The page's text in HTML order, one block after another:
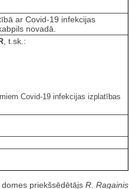
ar Covid-19 infekcijas
novadā.
, t.sk.:
Covid-19 infekcijas izplatības
priekšsēdētājs R. Ragainis